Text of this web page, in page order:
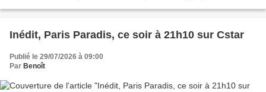
Inédit, Paris Paradis, ce soir à 21h10 sur Cstar
Publié le 29/07/2026 à 09:00
Par Benoît